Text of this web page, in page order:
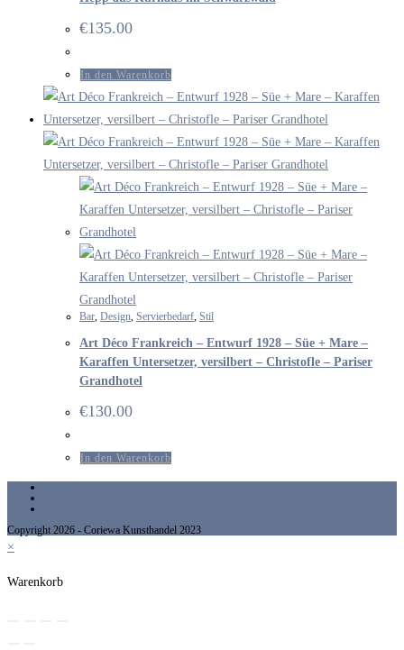
€135.00
In den Warenkorb
Bar Design Servierbedarf Stil
Art Déco Frankreich – Entwurf 1928 – Süe + Mare –
Karaffen Untersetzer, versilbert – Christofle – Pariser
Grandhotel
€130.00
In den Warenkorb
Copyright 2026 - Coriewa Kunsthandel 2023
×
Warenkorb